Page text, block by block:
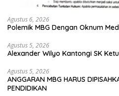
Agustus 6, 2026
Polemik MBG Dengan Oknum
Agustus 5, 2026
Alexander Wilyo Kantongi SK
Agustus 5, 2026
ANGGARAN MBG HARUS
PENDIDIKAN